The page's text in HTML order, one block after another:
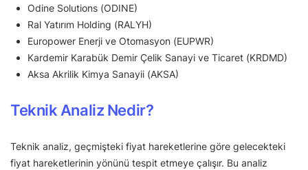
Odine Solutions (ODINE)
Ral Yatırım Holding (RALYH)
Europower Enerji ve Otomasyon (EUPWR)
Kardemir Karabük Demir Çelik Sanayi ve Ticaret (KRDMD)
Aksa Akrilik Kimya Sanayii (AKSA)
Teknik Analiz Nedir?
Teknik analiz, geçmişteki fiyat hareketlerine göre gelecekteki
fiyat hareketlerinin yönünü tespit etmeye çalışır. Bu analiz